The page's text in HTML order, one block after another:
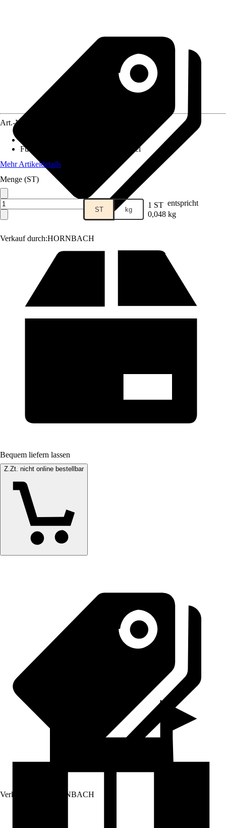
Verkauf durch:HORNBACH
Art.-Nr.
Futtermittelart
Ergänzungsfuttermittel
Mehr Artikeldetails
Menge (ST)
ST kg 1 ST entspricht
0,048 kg
Bequem liefern lassen
Z.Zt. nicht online bestellbar
Verkauf durch: HORNBACH